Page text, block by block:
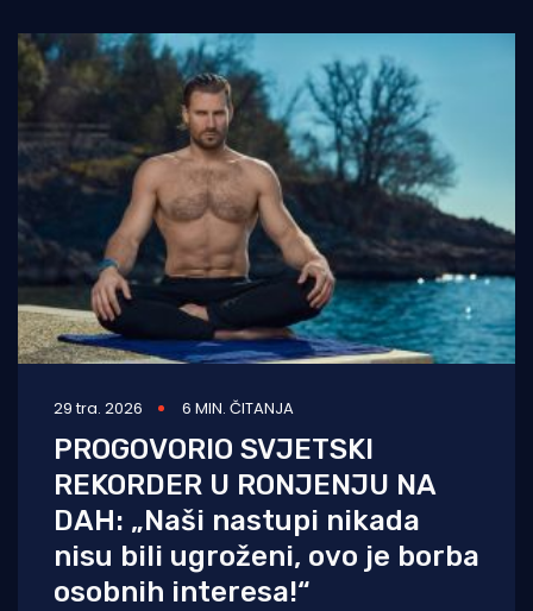
29 tra. 2026 6 MIN. ČITANJA
PROGOVORIO SVJETSKI
REKORDER U RONJENJU NA
DAH: „Naši nastupi nikada
nisu bili ugroženi, ovo je borba
osobnih interesa!“